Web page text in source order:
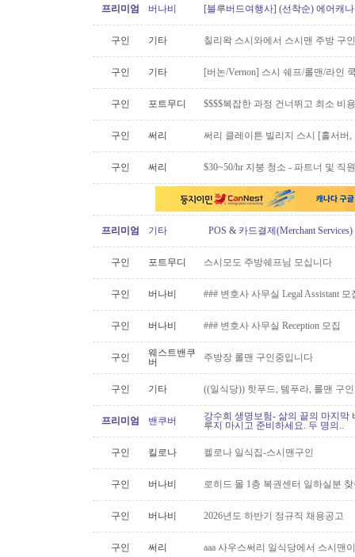
프리미엄 버나비 [블루버드여행사] (선착순) 에어캐
구인 기타 칠리왁 스시와에서 스시맨 주방 구
구인 기타 [버논/Vernon] 스시 쉐프/롤맨/라인
구인 포트무디 $$$$복잡한 과정 건너뛰고 최소 비
구인 써리 써리 클레이튼 빌리지 스시 [홀서버
구인 써리 $30~50/hr 지붕 청소 - 파트너 및 직
프리미엄 기타 POS & 카드결제(Merchant
구인 포트무디 스시모도 주방쉐프님 모십니다
구인 버나비 ### 변호사 사무실 Legal Assistant 모
구인 버나비 ### 변호사 사무실 Reception 모집
구인
웨스트밴쿠
버
주방장 롤맨 구인중입니다
구인 기타 ((일식당)) 핫푸드, 템푸라, 롤맨 구
프리미엄 밴쿠버
강수희 생명보험- 삶의 끝의 마지막
루지 마시고 준비하세요. 두 명의..
구인 킬로나 켈로나 일식집-스시맨구인
구인 버나비 로히드 몰 1층 복권센터 일하실분
구인 버나비 2026년도 하반기 정규직 채용공고
구인 써리 aaa 사우스써리 일식당에서 스시맨